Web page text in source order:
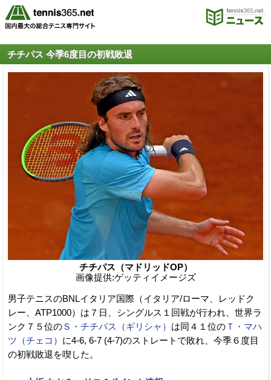
チチパス 今季6度目の初戦敗退
チチパス（マドリッドOP）
画像提供:ゲッティイメージズ
男子テニスのBNLイタリア国際（イタリア/ローマ、レッドク
レー、ATP1000）は７日、シングルス１回戦が行われ、世界ラ
ンク７５位のＳ・チチパス（ギリシャ） は同４１位の Ｔ・マハ
ツ（チェコ） に4-6, 6-7 (4-7)のストレートで敗れ、今季６度目
の初戦敗退を喫した。